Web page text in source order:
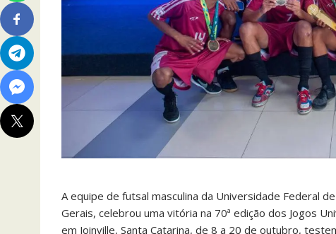
A equipe de futsal masculina da Universidade Federal
Gerais, celebrou uma vitória na 70ª edição dos Jogos
em Joinville, Santa Catarina, de 8 a 20 de outubro,